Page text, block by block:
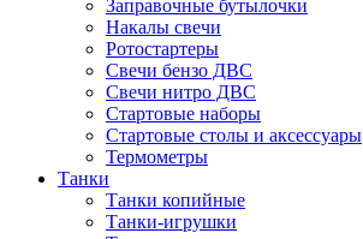
Заправочные бутылочки
Накалы свечи
Ротостартеры
Свечи бензо ДВС
Свечи нитро ДВС
Стартовые наборы
Стартовые столы и аксессуары
Термометры
Танки
Танки копийные
Танки-игрушки